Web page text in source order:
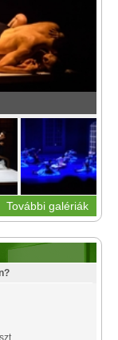
További galériák